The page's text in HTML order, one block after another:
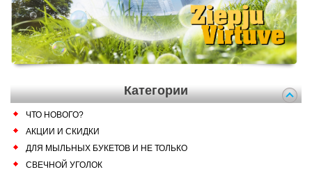
Категории
ЧТО НОВОГО?
АКЦИИ И СКИДКИ
ДЛЯ МЫЛЬНЫХ БУКЕТОВ И НЕ ТОЛЬКО
СВЕЧНОЙ УГОЛОК